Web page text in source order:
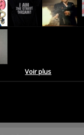
Voir plus